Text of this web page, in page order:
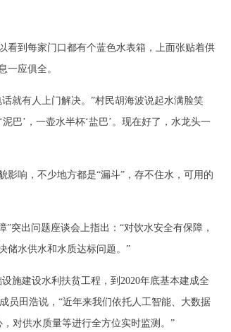
看到每家门口都有个蓝色水表箱，上面张贴着供
一应俱全。
就有人上门解决。”村民胡海波说起水满脸笑
巴’，一壶水半杯‘盐巴’。现在好了，水龙头一
响，不少地方都是“漏斗”，存不住水，可用的
突出问题座谈会上指出：“对饮水安全有保障，
储水供水和水质达标问题。”
施建设水利扶贫工程，到2020年底基本建成全
员田浩说，“近年来我们依托人工智能、大数据
对供水质量等进行全方位实时监测。”